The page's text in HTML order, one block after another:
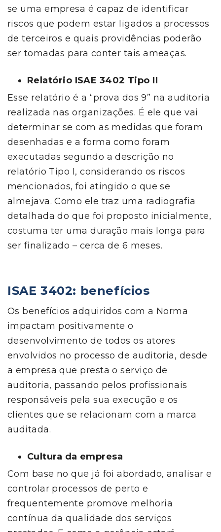
se uma empresa é capaz de identificar
riscos que podem estar ligados a processos
de terceiros e quais providências poderão
ser tomadas para conter tais ameaças.
Relatório ISAE 3402 Tipo II
Esse relatório é a “prova dos 9” na auditoria
realizada nas organizações. É ele que vai
determinar se com as medidas que foram
desenhadas e a forma como foram
executadas segundo a descrição no
relatório Tipo I, considerando os riscos
mencionados, foi atingido o que se
almejava. Como ele traz uma radiografia
detalhada do que foi proposto inicialmente,
costuma ter uma duração mais longa para
ser finalizado – cerca de 6 meses.
ISAE 3402: benefícios
Os benefícios adquiridos com a Norma
impactam positivamente o
desenvolvimento de todos os atores
envolvidos no processo de auditoria, desde
a empresa que presta o serviço de
auditoria, passando pelos profissionais
responsáveis pela sua execução e os
clientes que se relacionam com a marca
auditada.
Cultura da empresa
Com base no que já foi abordado, analisar e
controlar processos de perto e
frequentemente promove melhoria
contínua da qualidade dos serviços